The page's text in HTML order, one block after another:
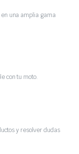
una amplia gama
con tu moto.
y resolver dudas